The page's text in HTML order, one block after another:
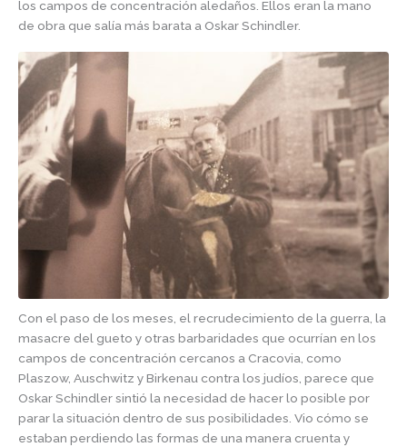
los campos de concentración aledaños. Ellos eran la mano
de obra que salía más barata a Oskar Schindler.
Con el paso de los meses, el recrudecimiento de la guerra, la
masacre del gueto y otras barbaridades que ocurrían en los
campos de concentración cercanos a Cracovia, como
Plaszow, Auschwitz y Birkenau contra los judíos, parece que
Oskar Schindler sintió la necesidad de hacer lo posible por
parar la situación dentro de sus posibilidades. Vio cómo se
estaban perdiendo las formas de una manera cruenta y